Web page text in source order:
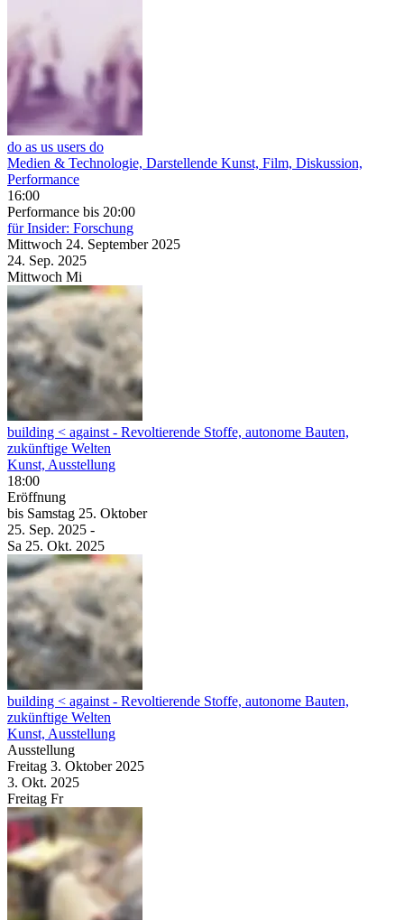
do as us users do
Medien & Technologie, Darstellende Kunst, Film, Diskussion,
Performance
16:00
Performance bis 20:00
für Insider: Forschung
Mittwoch 24. September 2025
24. Sep. 2025
Mittwoch Mi
building < against - Revoltierende Stoffe, autonome Bauten,
zukünftige Welten
Kunst, Ausstellung
18:00
Eröffnung
bis Samstag 25. Oktober
25. Sep. 2025 -
Sa 25. Okt. 2025
building < against - Revoltierende Stoffe, autonome Bauten,
zukünftige Welten
Kunst, Ausstellung
Ausstellung
Freitag 3. Oktober 2025
3. Okt. 2025
Freitag Fr